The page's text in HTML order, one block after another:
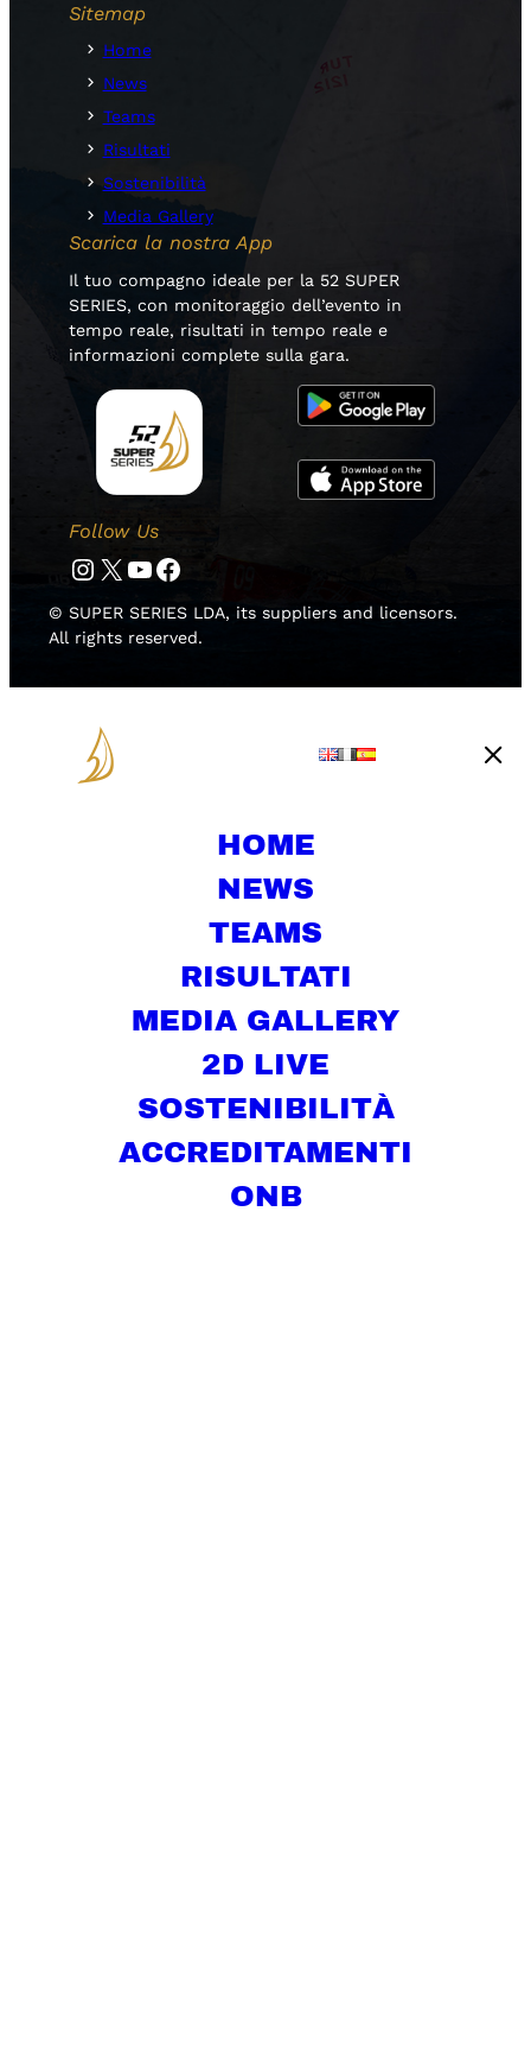
Sitemap
Home
News
Teams
Risultati
Sostenibilità
Media Gallery
Scarica la nostra App
Il tuo compagno ideale per la 52 SUPER
SERIES, con monitoraggio dell’evento in
tempo reale, risultati in tempo reale e
informazioni complete sulla gara.
Follow Us
Instagram Twitter YouTube Facebook
© SUPER SERIES LDA, its suppliers and licensors.
All rights reserved.
HOME
NEWS
TEAMS
RISULTATI
MEDIA GALLERY
2D LIVE
SOSTENIBILITÀ
ACCREDITAMENTI
ONB